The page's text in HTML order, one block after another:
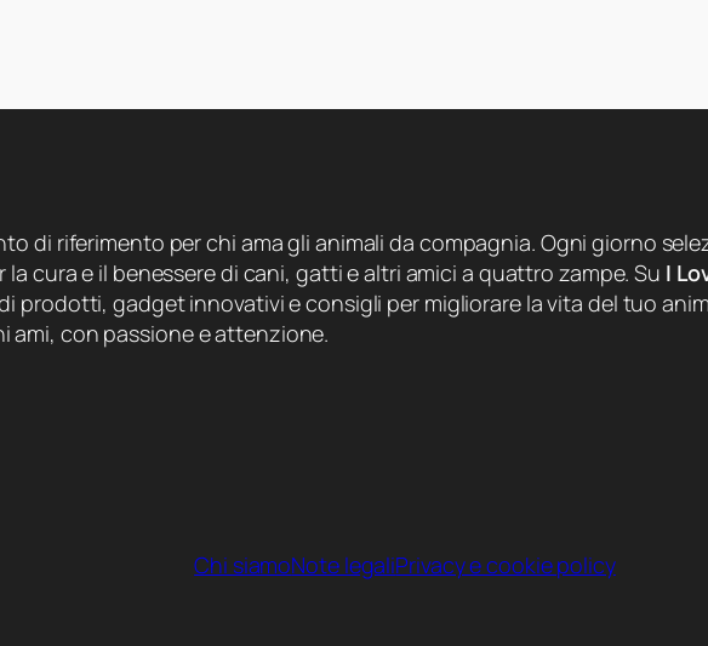
di riferimento per chi ama gli animali da compagnia. Ogni giorno
cura e il benessere di cani, gatti e altri amici a quattro zampe. Su I
prodotti, gadget innovativi e consigli per migliorare la vita del tuo
ami, con passione e attenzione.
Chi siamoNote legaliPrivacy e cookie policy